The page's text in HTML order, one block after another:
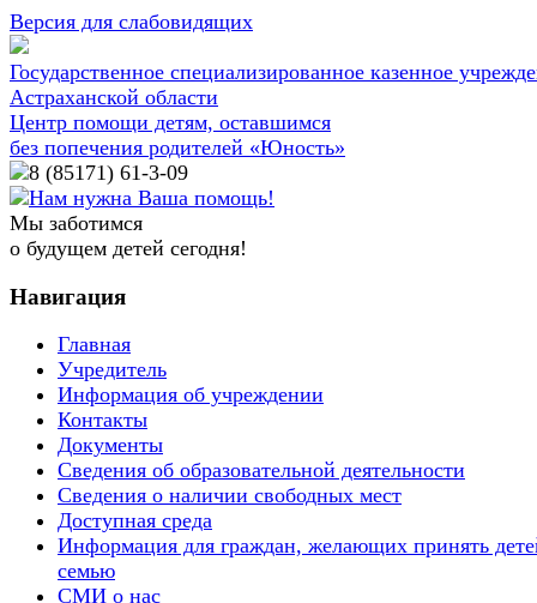
Версия для слабовидящих
Государственное специализированное казенное
Астраханской области
Центр помощи детям, оставшимся
без попечения родителей «Юность»
8 (85171) 61-3-09
Нам нужна Ваша помощь!
Мы заботимся
о будущем детей сегодня!
Навигация
Главная
Учредитель
Информация об учреждении
Контакты
Документы
Сведения об образовательной деятельности
Сведения о наличии свободных мест
Доступная среда
Информация для граждан, желающих принять
семью
СМИ о нас